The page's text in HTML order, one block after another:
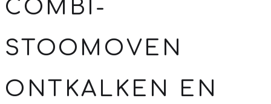
COMBI-
STOOMOVEN
ONTKALKEN EN